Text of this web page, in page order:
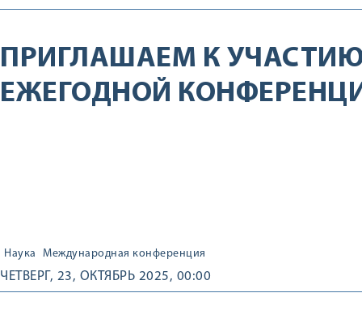
ПРИГЛАШАЕМ К УЧАСТИЮ
ЕЖЕГОДНОЙ
Наука Международная конференция
ЧЕТВЕРГ, 23, ОКТЯБРЬ 2025, 00:00